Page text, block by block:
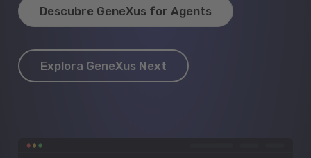
Descubre GeneXus for Agents
Explora GeneXus Next